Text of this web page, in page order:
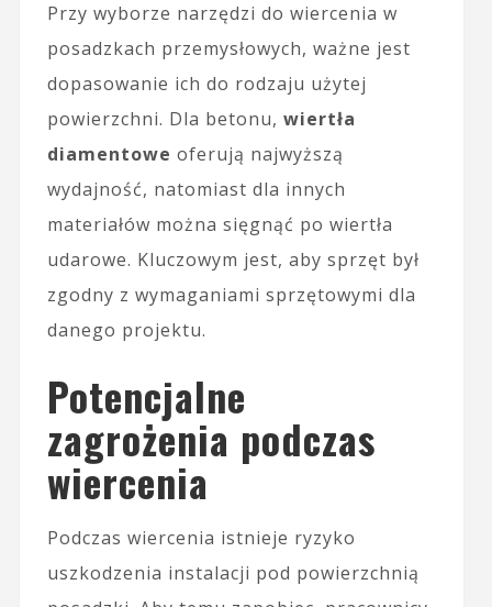
Przy wyborze narzędzi do wiercenia w
posadzkach przemysłowych, ważne jest
dopasowanie ich do rodzaju użytej
powierzchni. Dla betonu, wiertła
diamentowe oferują najwyższą
wydajność, natomiast dla innych
materiałów można sięgnąć po wiertła
udarowe. Kluczowym jest, aby sprzęt był
zgodny z wymaganiami sprzętowymi dla
danego projektu.
Potencjalne
zagrożenia podczas
wiercenia
Podczas wiercenia istnieje ryzyko
uszkodzenia instalacji pod powierzchnią